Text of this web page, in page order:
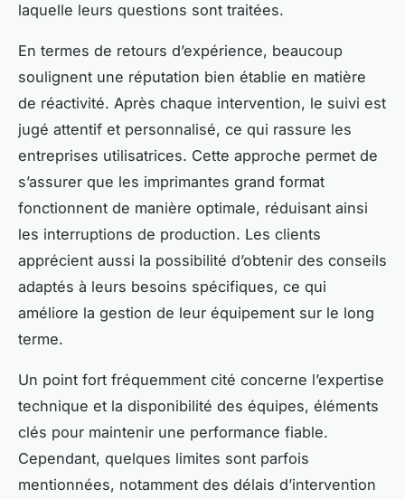
laquelle leurs questions sont traitées.
En termes de retours d’expérience, beaucoup
soulignent une réputation bien établie en matière
de réactivité. Après chaque intervention, le suivi est
jugé attentif et personnalisé, ce qui rassure les
entreprises utilisatrices. Cette approche permet de
s’assurer que les imprimantes grand format
fonctionnent de manière optimale, réduisant ainsi
les interruptions de production. Les clients
apprécient aussi la possibilité d’obtenir des conseils
adaptés à leurs besoins spécifiques, ce qui
améliore la gestion de leur équipement sur le long
terme.
Un point fort fréquemment cité concerne l’expertise
technique et la disponibilité des équipes, éléments
clés pour maintenir une performance fiable.
Cependant, quelques limites sont parfois
mentionnées, notamment des délais d’intervention